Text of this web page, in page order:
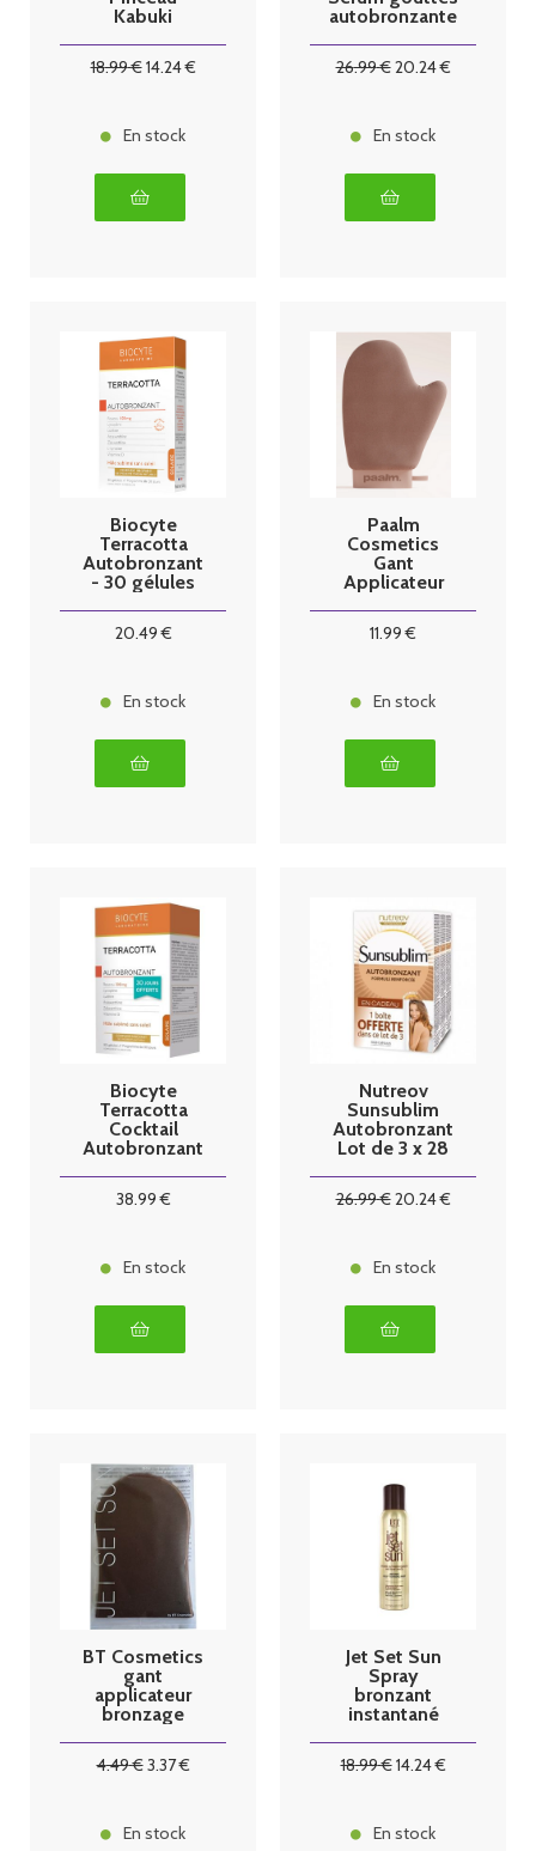
Kabuki
18.99€14.24€
En stock
autobronzante
26.99€20.24€
En stock
Biocyte
Terracotta
Autobronzant
- 30 gélules
20.49€
En stock
Paalm
Cosmetics
Gant
Applicateur
11.99 €
En stock
Biocyte
Terracotta
Cocktail
Autobronzant
38.99€
En stock
Nutreov
Sunsublim
Autobronzant
Lot de 3 x 28
26.99€20.24€
En stock
BT Cosmetics
gant
applicateur
bronzage
4.49€3.37€
En stock
Jet Set Sun
Spray
bronzant
instantané
18.99€14.24€
En stock